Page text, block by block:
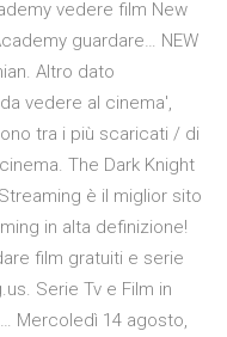
vedere film New
guardare… NEW
Altro dato
vedere al cinema',
tra i più scaricati / di
The Dark Knight
è il miglior sito
in alta definizione!
film gratuiti e serie
Serie Tv e Film in
Mercoledì 14 agosto,